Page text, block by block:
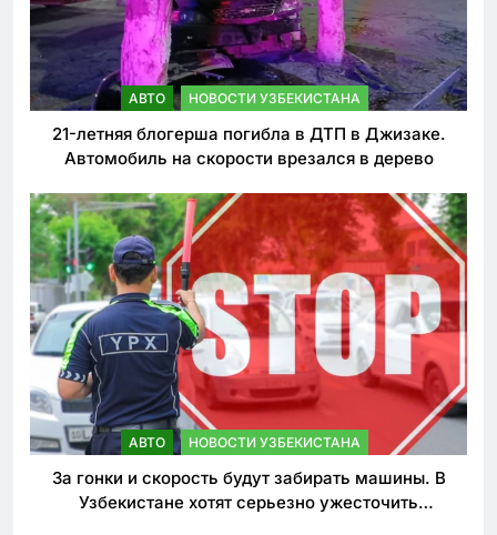
АВТО НОВОСТИ УЗБЕКИСТАНА
21-летняя блогерша погибла в ДТП в Джизаке.
Автомобиль на скорости врезался в дерево
АВТО НОВОСТИ УЗБЕКИСТАНА
За гонки и скорость будут забирать машины. В
Узбекистане хотят серьезно ужесточить